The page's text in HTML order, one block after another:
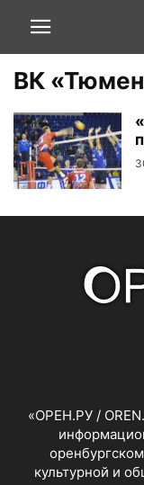
ВК
«ОРЕН.РУ /
культурной и